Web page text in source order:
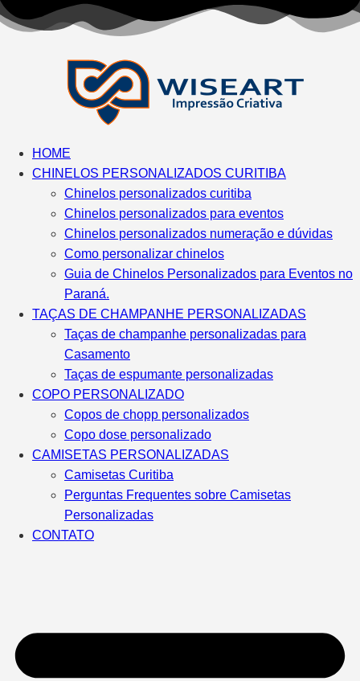
HOME
CHINELOS PERSONALIZADOS CURITIBA
Chinelos personalizados curitiba
Chinelos personalizados para eventos
Chinelos personalizados numeração e dúvidas
Como personalizar chinelos
Guia de Chinelos Personalizados para Eventos no
Paraná.
TAÇAS DE CHAMPANHE PERSONALIZADAS
Taças de champanhe personalizadas para
Casamento
Taças de espumante personalizadas
COPO PERSONALIZADO
Copos de chopp personalizados
Copo dose personalizado
CAMISETAS PERSONALIZADAS
Camisetas Curitiba
Perguntas Frequentes sobre Camisetas
Personalizadas
CONTATO